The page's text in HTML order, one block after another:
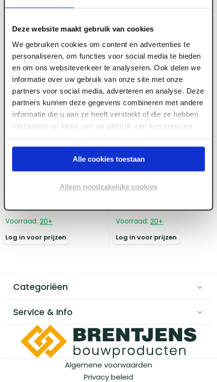
Deze website maakt gebruik van cookies
We gebruiken cookies om content en advertenties te
personaliseren, om functies voor social media te bieden
en om ons websiteverkeer te analyseren. Ook delen we
informatie over uw gebruik van onze site met onze
partners voor social media, adverteren en analyse. Deze
partners kunnen deze gegevens combineren met andere
informatie die u aan ze heeft verstrekt of die ze hebben
verzameld op basis van uw gebruik van hun services.
Alle cookies toestaan
Alleen noodzakelijke cookies
930 x 2315 mm Berkvens
Berkopal model-900
BS2400 stomp
tubespaan
Voorraad: 20+
Log in voor prijzen
ART000723
930 x 2115 mm Berkvens
Berkopal model-900
BS2400 stomp
Voorraad: 20+
Log in voor prijzen
Categoriëen
Service & Info
Algemene voorwaarden
Privacy beleid